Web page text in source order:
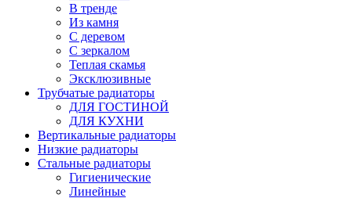
В тренде
Из камня
С деревом
С зеркалом
Теплая скамья
Эксклюзивные
Трубчатые радиаторы
ДЛЯ ГОСТИНОЙ
ДЛЯ КУХНИ
Вертикальные радиаторы
Низкие радиаторы
Стальные радиаторы
Гигиенические
Линейные